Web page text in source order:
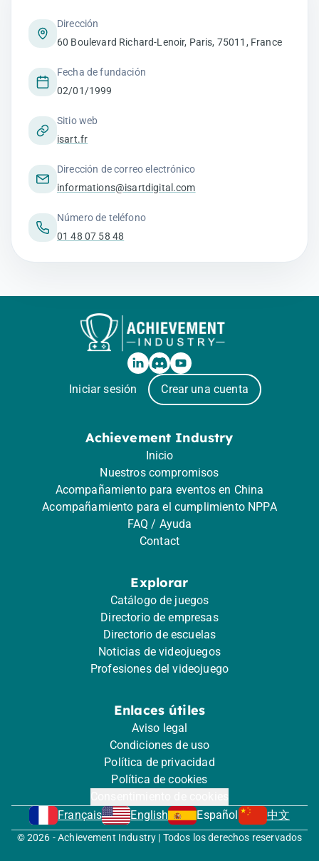
Dirección
60 Boulevard Richard-Lenoir, Paris, 75011, France
Fecha de fundación
02/01/1999
Sitio web
isart.fr
Dirección de correo electrónico
informations@isartdigital.com
Número de teléfono
01 48 07 58 48
Iniciar sesión Crear una cuenta
Achievement Industry
Inicio
Nuestros compromisos
Acompañamiento para eventos en China
Acompañamiento para el cumplimiento NPPA
FAQ / Ayuda
Contact
Explorar
Catálogo de juegos
Directorio de empresas
Directorio de escuelas
Noticias de videojuegos
Profesiones del videojuego
Enlaces útiles
Aviso legal
Condiciones de uso
Política de privacidad
Política de cookies
Français
English Español 中文
© 2026 - Achievement Industry | Todos los derechos reservados